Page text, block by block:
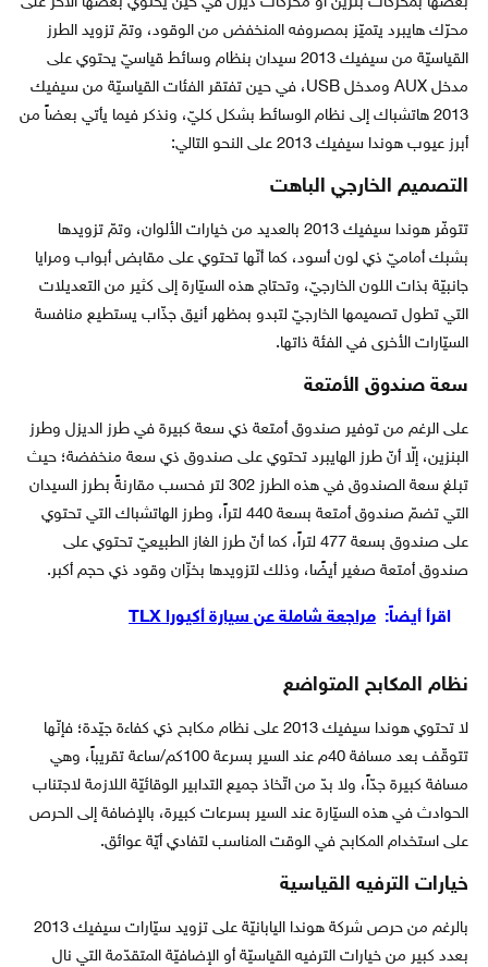
محرّك هايبرد يتميّز بمصروفه المنخفض من الوقود، وتمّ تزويد الطرز
القياسيّة من سيفيك 2013 سيدان بنظام وسائط قياسيّ يحتوي على
مدخل AUX ومدخل USB، في حين تفتقر الفئات القياسيّة من سيفيك
2013 هاتشباك إلى نظام الوسائط بشكل كليّ، ونذكر فيما يأتي بعضاً من
أبرز عيوب هوندا سيفيك 2013 على النحو التالي:
التصميم الخارجي الباهت
تتوفّر هوندا سيفيك 2013 بالعديد من خيارات الألوان، وتمّ تزويدها
بشبك أماميّ ذي لون أسود، كما أنّها تحتوي على مقابض أبواب ومرايا
جانبيّة بذات اللون الخارجيّ، وتحتاج هذه السيّارة إلى كثير من التعديلات
التي تطول تصميمها الخارجيّ لتبدو بمظهر أنيق جذّاب يستطيع منافسة
السيّارات الأخرى في الفئة ذاتها.
سعة صندوق الأمتعة
على الرغم من توفير صندوق أمتعة ذي سعة كبيرة في طرز الديزل وطرز
البنزين، إلّا أنّ طرز الهايبرد تحتوي على صندوق ذي سعة منخفضة؛ حيث
تبلغ سعة الصندوق في هذه الطرز 302 لتر فحسب مقارنةً بطرز السيدان
التي تضمّ صندوق أمتعة بسعة 440 لتراً، وطرز الهاتشباك التي تحتوي
على صندوق بسعة 477 لتراً، كما أنّ طرز الغاز الطبيعيّ تحتوي على
صندوق أمتعة صغير أيضًا، وذلك لتزويدها بخزّان وقود ذي حجم أكبر.
اقرأ أيضاً: مراجعة شاملة عن سيارة أكيورا TLX
نظام المكابح المتواضع
لا تحتوي هوندا سيفيك 2013 على نظام مكابح ذي كفاءة جيّدة؛ فإنّها
تتوقّف بعد مسافة 40م عند السير بسرعة 100كم/ساعة تقريباً، وهي
مسافة كبيرة جدّاً، ولا بدّ من اتّخاذ جميع التدابير الوقائيّة اللازمة لاجتناب
الحوادث في هذه السيّارة عند السير بسرعات كبيرة، بالإضافة إلى الحرص
على استخدام المكابح في الوقت المناسب لتفادي أيّة عوائق.
خيارات الترفيه القياسية
بالرغم من حرص شركة هوندا اليابانيّة على تزويد سيّارات سيفيك 2013
بعدد كبير من خيارات الترفيه القياسيّة أو الإضافيّة المتقدّمة التي نال